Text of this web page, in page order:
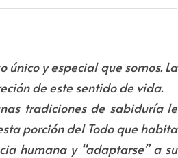
único y especial que somos. La
de este sentido de vida.
tradiciones de sabiduría le
porción del Todo que habita
humana y “adaptarse” a su